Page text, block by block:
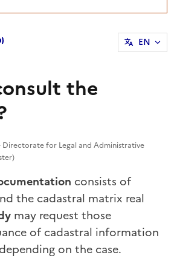
EN
the
Directorate for Legal and Administrative
consists of
the cadastral matrix real
may request those
of cadastral information
depending on the case.